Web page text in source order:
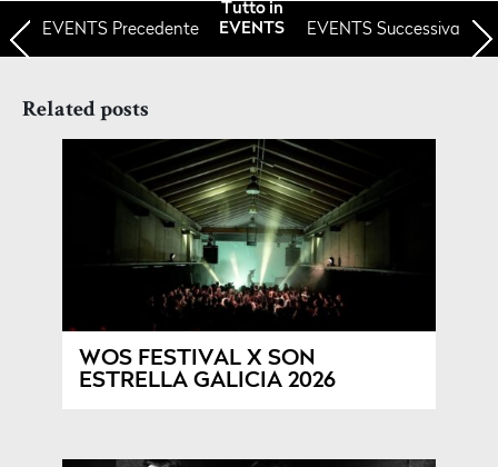
EVENTS Precedente
Tutto in
EVENTS
EVENTS Successiva
Related posts
WOS FESTIVAL X SON
ESTRELLA GALICIA 2026